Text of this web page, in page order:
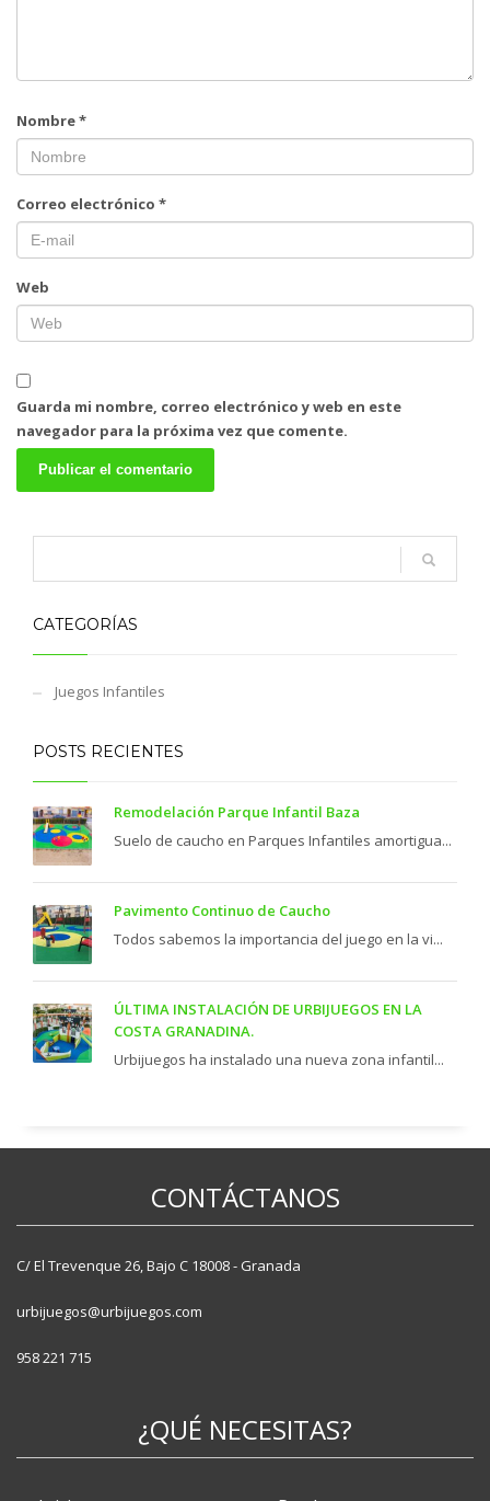
Nombre*
Correo electrónico *
Web
Guarda mi nombre, correo electrónico y web en este
navegador para la próxima vez que comente.
CATEGORÍAS
Juegos Infantiles
POSTS RECIENTES
Remodelación Parque Infantil Baza
Suelo de caucho en Parques Infantiles amortigua...
Pavimento Continuo de Caucho
Todos sabemos la importancia del juego en la vi...
ÚLTIMA INSTALACIÓN DE URBIJUEGOS EN LA
COSTA GRANADINA.
Urbijuegos ha instalado una nueva zona infantil...
CONTÁCTANOS
C/ El Trevenque 26, Bajo C 18008 - Granada
urbijuegos@urbijuegos.com
958 221 715
¿QUÉ NECESITAS?